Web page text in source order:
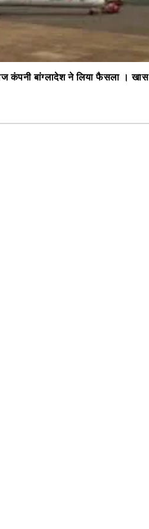
कंपनी बांग्लादेश ने लिया फैसला । खास